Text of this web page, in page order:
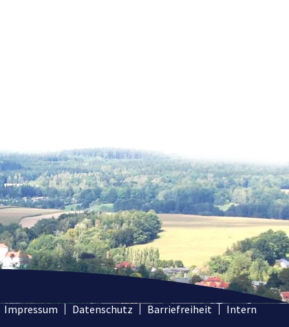
Impressum Datenschutz Barriefreiheit Intern